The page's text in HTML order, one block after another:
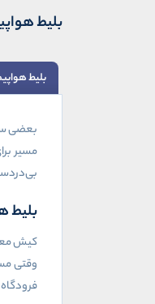
بلیط
بلیط
بعضی
مسیر
بلیط
کیش
وقتی